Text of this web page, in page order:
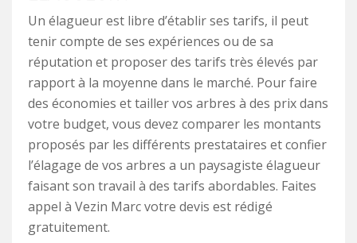
Un élagueur est libre d’établir ses tarifs, il peut
tenir compte de ses expériences ou de sa
réputation et proposer des tarifs très élevés par
rapport à la moyenne dans le marché. Pour faire
des économies et tailler vos arbres à des prix dans
votre budget, vous devez comparer les montants
proposés par les différents prestataires et confier
l’élagage de vos arbres a un paysagiste élagueur
faisant son travail à des tarifs abordables. Faites
appel à Vezin Marc votre devis est rédigé
gratuitement.